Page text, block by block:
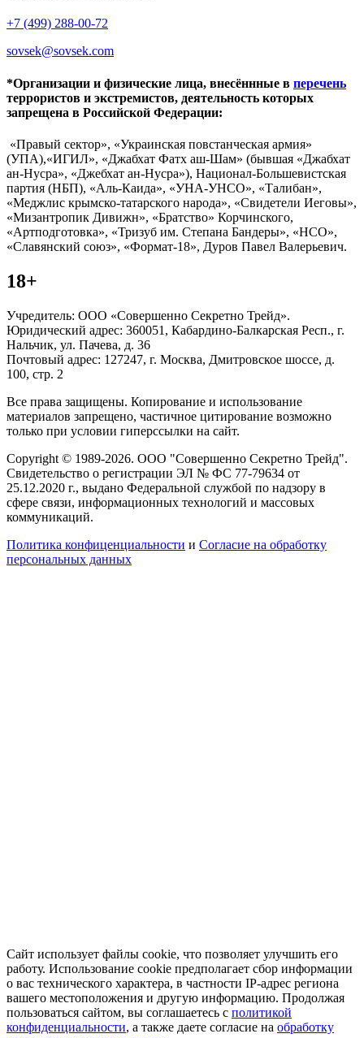
+7 (499) 288-00-72
sovsek@sovsek.com
*Организации и физические лица, внесённные в перечень
террористов и экстремистов, деятельность которых
запрещена в Российской Федерации:
«Правый сектор», «Украинская повстанческая армия»
(УПА),«ИГИЛ», «Джабхат Фатх аш-Шам» (бывшая «Джабхат
ан-Нусра», «Джебхат ан-Нусра»), Национал-Большевистская
партия (НБП), «Аль-Каида», «УНА-УНСО», «Талибан»,
«Меджлис крымско-татарского народа», «Свидетели Иеговы»,
«Мизантропик Дивижн», «Братство» Корчинского,
«Артподготовка», «Тризуб им. Степана Бандеры», «НСО»,
«Славянский союз», «Формат-18», Дуров Павел Валерьевич.
18+
Учредитель: ООО «Совершенно Секретно Трейд».
Юридический адрес: 360051, Кабардино-Балкарская Респ., г.
Нальчик, ул. Пачева, д. 36
Почтовый адрес: 127247, г. Москва, Дмитровское шоссе, д.
100, стр. 2
Все права защищены. Копирование и использование
материалов запрещено, частичное цитирование возможно
только при условии гиперссылки на сайт.
Copyright © 1989-2026. ООО "Совершенно Секретно Трейд".
Свидетельство о регистрации ЭЛ № ФС 77-79634 от
25.12.2020 г., выдано Федеральной службой по надзору в
сфере связи, информационных технологий и массовых
коммуникаций.
Политика конфиценциальности и Согласие на обработку
персональных данных
Сайт использует файлы cookie, что позволяет улучшить его
работу. Использование cookie предполагает сбор информации
о вас технического характера, в частности IP-адрес региона
вашего местоположения и другую информацию. Продолжая
пользоваться сайтом, вы соглашаетесь с политикой
конфиденциальности, а также даете согласие на обработку